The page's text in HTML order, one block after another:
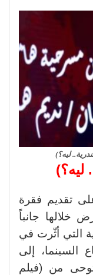
ليه؟)
ليه؟)
تقديم فقرة
جانباً
التي أثّرت في
السينما، إلى
من (فيلم